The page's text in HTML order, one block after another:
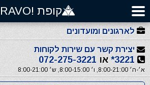
קופת !BRAVO
לארגונים ומועדונים
יצירת קשר עם שירות לקוחות
3221* או 072-275-3221
א׳-ה׳ 8:00-21:00, ו׳ 8:00-15:00, ש׳ 8:00-21:00